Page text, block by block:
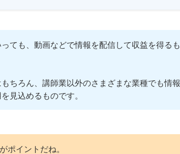
ても、動画などで情報を配信して収益を得るも
ちろん、講師業以外のさまざまな業種でも情報
見込めるものです。
ポイントだね。